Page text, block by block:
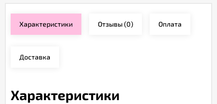
Характеристики Отзывы(0) Оплата
Доставка
Характеристики